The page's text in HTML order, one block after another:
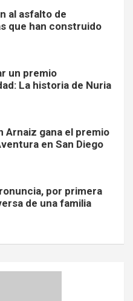
al asfalto de
que han construido
un premio
La historia de Nuria
Arnaiz gana el premio
en San Diego
por primera
de una familia